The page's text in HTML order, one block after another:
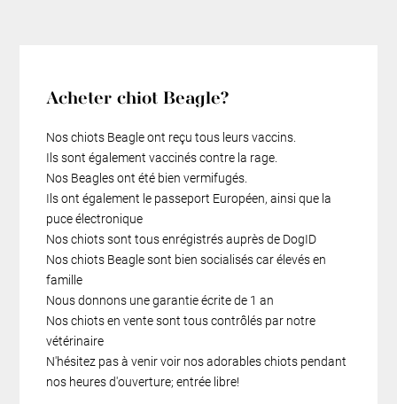
Acheter chiot Beagle?
Nos chiots Beagle ont reçu tous leurs vaccins.
Ils sont également vaccinés contre la rage.
Nos Beagles ont été bien vermifugés.
Ils ont également le passeport Européen, ainsi que la
puce électronique
Nos chiots sont tous enrégistrés auprès de DogID
Nos chiots Beagle sont bien socialisés car élevés en
famille
Nous donnons une garantie écrite de 1 an
Nos chiots en vente sont tous contrôlés par notre
vétérinaire
N'hésitez pas à venir voir nos adorables chiots pendant
nos heures d'ouverture; entrée libre!